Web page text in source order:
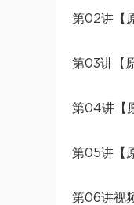
第02讲【
第03讲【
第04讲【
第05讲【
第06讲视